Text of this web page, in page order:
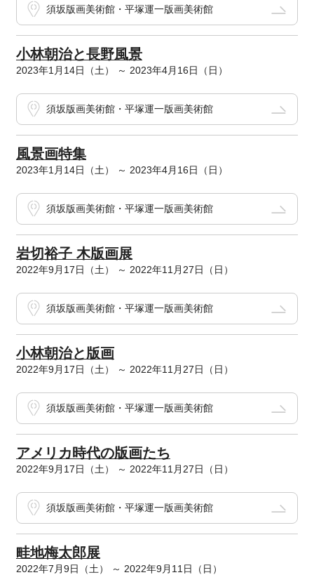
須坂版画美術館・平塚運一版画美術館
小林朝治と長野風景
2023年1月14日（土） ～ 2023年4月16日（日）
須坂版画美術館・平塚運一版画美術館
風景画特集
2023年1月14日（土） ～ 2023年4月16日（日）
須坂版画美術館・平塚運一版画美術館
岩切裕子 木版画展
2022年9月17日（土） ～ 2022年11月27日（日）
須坂版画美術館・平塚運一版画美術館
小林朝治と版画
2022年9月17日（土） ～ 2022年11月27日（日）
須坂版画美術館・平塚運一版画美術館
アメリカ時代の版画たち
2022年9月17日（土） ～ 2022年11月27日（日）
須坂版画美術館・平塚運一版画美術館
畦地梅太郎展
2022年7月9日（土） ～ 2022年9月11日（日）